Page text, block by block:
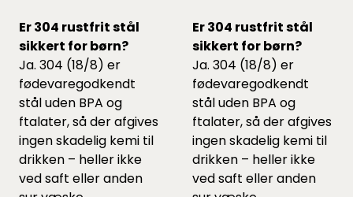
Er 304 rustfrit stål
sikkert for børn?
Ja. 304 (18/8) er
fødevaregodkendt
stål uden BPA og
ftalater, så der afgives
ingen skadelig kemi til
drikken – heller ikke
ved saft eller anden
Er 304 rustfrit stål
sikkert for børn?
Ja. 304 (18/8) er
fødevaregodkendt
stål uden BPA og
ftalater, så der afgives
ingen skadelig kemi til
drikken – heller ikke
ved saft eller anden